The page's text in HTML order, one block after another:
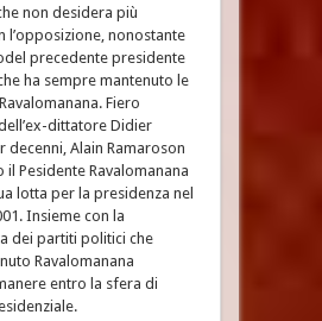
non desidera più
l’opposizione, nonostante
precedente presidente
ha sempre mantenuto le
Fiero
dittatore Didier
decenni, Alain Ramaroson
il Pesidente Ravalomanana
lotta per la presidenza nel
Insieme con la
dei partiti politici che
Ravalomanana
entro la sfera di